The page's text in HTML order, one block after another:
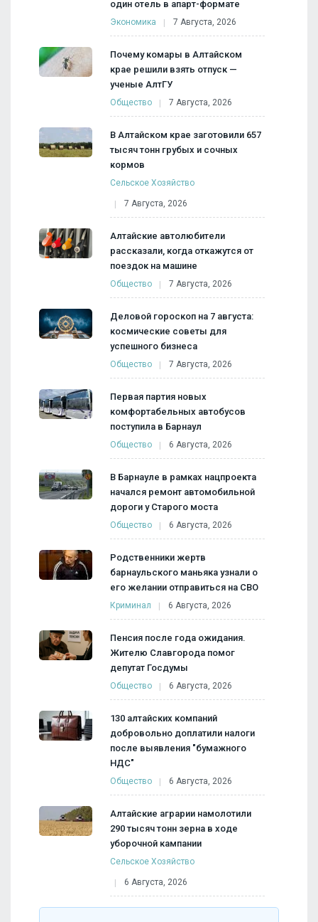
один отель в апарт-формате
Экономика 7 Августа, 2026
Почему комары в Алтайском
крае решили взять отпуск —
ученые АлтГУ
Общество 7 Августа, 2026
В Алтайском крае заготовили 657
тысяч тонн грубых и сочных
кормов
Сельское Хозяйство
7 Августа, 2026
Алтайские автолюбители
рассказали, когда откажутся от
поездок на машине
Общество 7 Августа, 2026
Деловой гороскоп на 7 августа:
космические советы для
успешного бизнеса
Общество 7 Августа, 2026
Первая партия новых
комфортабельных автобусов
поступила в Барнаул
Общество 6 Августа, 2026
В Барнауле в рамках нацпроекта
начался ремонт автомобильной
дороги у Старого моста
Общество 6 Августа, 2026
Родственники жертв
барнаульского маньяка узнали о
его желании отправиться на СВО
Криминал 6 Августа, 2026
Пенсия после года ожидания.
Жителю Славгорода помог
депутат Госдумы
Общество 6 Августа, 2026
130 алтайских компаний
добровольно доплатили налоги
после выявления "бумажного
НДС"
Общество 6 Августа, 2026
Алтайские аграрии намолотили
290 тысяч тонн зерна в ходе
уборочной кампании
Сельское Хозяйство
6 Августа, 2026